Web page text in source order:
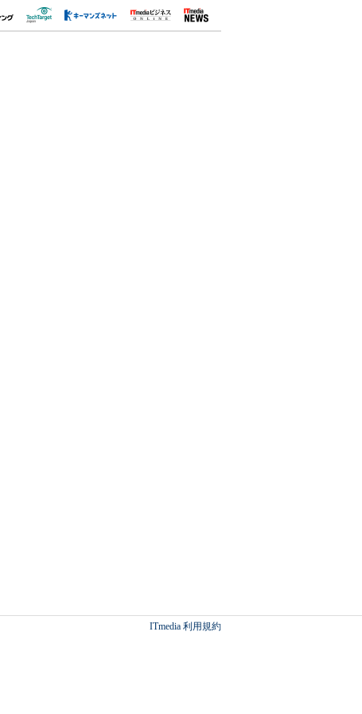
ITmedia 利用規約